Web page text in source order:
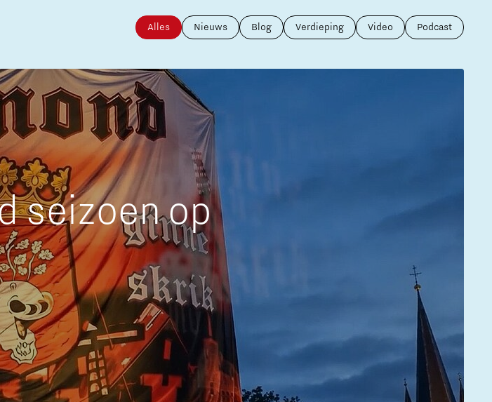
Brainport Industries Campus
High Tech Campus Eindhoven
Strijp District
TU/e Campus
electronics Food
Next Tech Food Factories
Alles Nieuws Blog Verdieping Video Podcast
seizoen op